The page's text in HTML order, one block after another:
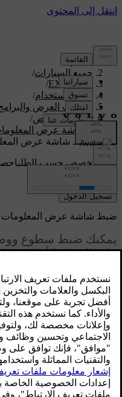
الدعم/
جميع السيارات/
EX90 2026
/
دليل الاستخدام/
شاشات العرض
شاشات العرض/
شاشة عرض
ضبط ‏شاشة عرض
دعم مخصص حسب الطلب
بسيارتك الخاصة.
تسجيل الدخول
محدّث ١٣‏/١١‏/٢٠٢٤
ضبط ‏شاشة عرض المعلومات
يمكنك ضبط سطوع
على الزجاج الأمامي
اضغط على رمز السيارة
الإعدادات .
انتقل إلىأدوات التحكّم→
شاشة عرض المعلومات على
استخدم الأزرار في عجلة
عرض المعلومات على